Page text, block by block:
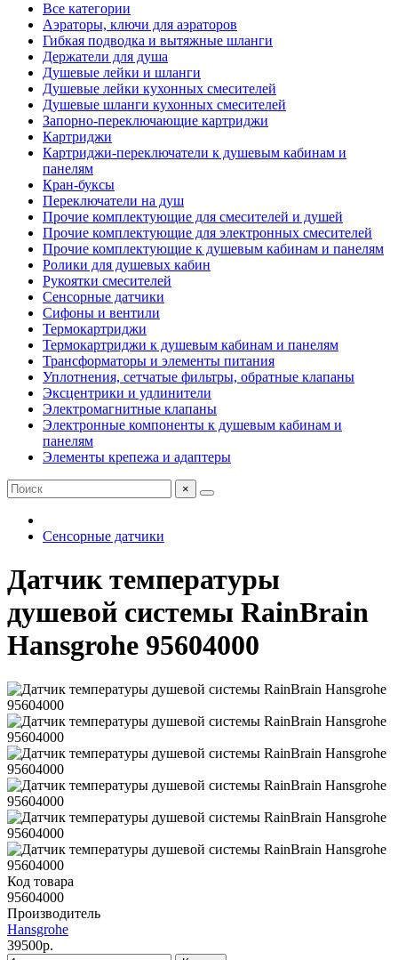
Все категории
Аэраторы, ключи для аэраторов
Гибкая подводка и вытяжные шланги
Держатели для душа
Душевые лейки и шланги
Душевые лейки кухонных смесителей
Душевые шланги кухонных смесителей
Запорно-переключающие картриджи
Картриджи
Картриджи-переключатели к душевым кабинам и
панелям
Кран-буксы
Переключатели на душ
Прочие комплектующие для смесителей и душей
Прочие комплектующие для электронных смесителей
Прочие комплектующие к душевым кабинам и панелям
Ролики для душевых кабин
Рукоятки смесителей
Сенсорные датчики
Сифоны и вентили
Термокартриджи
Термокартриджи к душевым кабинам и панелям
Трансформаторы и элементы питания
Уплотнения, сетчатые фильтры, обратные клапаны
Эксцентрики и удлинители
Электромагнитные клапаны
Электронные компоненты к душевым кабинам и
панелям
Элементы крепежа и адаптеры
×
Сенсорные датчики
Датчик температуры
душевой системы RainBrain
Hansgrohe 95604000
Код товара
95604000
Производитель
Hansgrohe
39500р.